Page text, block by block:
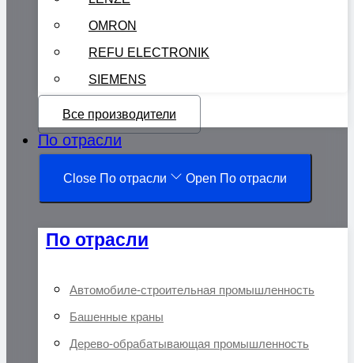
OMRON
REFU ELECTRONIK
SIEMENS
Все производители
По отрасли
Close По отрасли Open По отрасли
По отрасли
Автомобиле-строительная промышленность
Башенные краны
Дерево-обрабатывающая промышленность